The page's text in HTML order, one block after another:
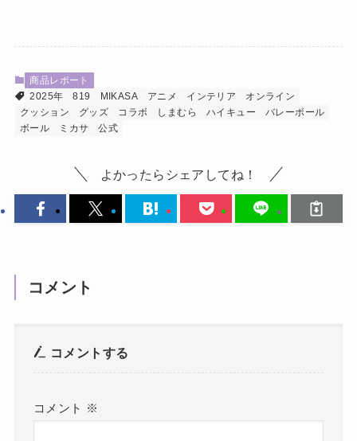
商品レポート
2025年
819 MIKASA アニメ インテリア
オンライン
クッション
グッズ コラボ しまむら ハイキュー
バレーボール
ボール
ミカサ 公式
よかったらシェアしてね！
コメント
コメントする
コメント ※